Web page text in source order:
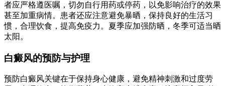
者应严格遵医嘱，切勿自行用药或停药，以免影响治疗的效果
甚至加重病情。患者还应注意避免暴晒，保持良好的生活习
惯，合理饮食，提高免疫力。夏季应加强防晒，冬季可适当晒
太阳。
白癜风的预防与护理
预防白癜风关键在于保持身心健康，避免精神刺激和过度劳